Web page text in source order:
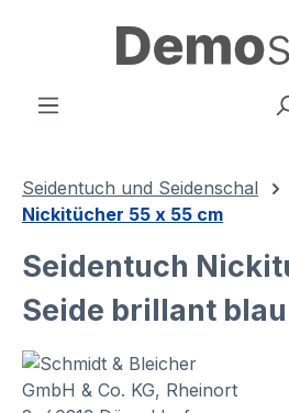
Seidentuch und Seidenschal
Nickitücher 55 x 55 cm
Seidentuch
Seide brillant blau